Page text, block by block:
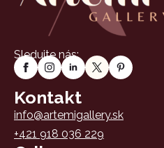
Sledujte nás:
Kontakt
info@artemigallery.sk
+421 918 036 229